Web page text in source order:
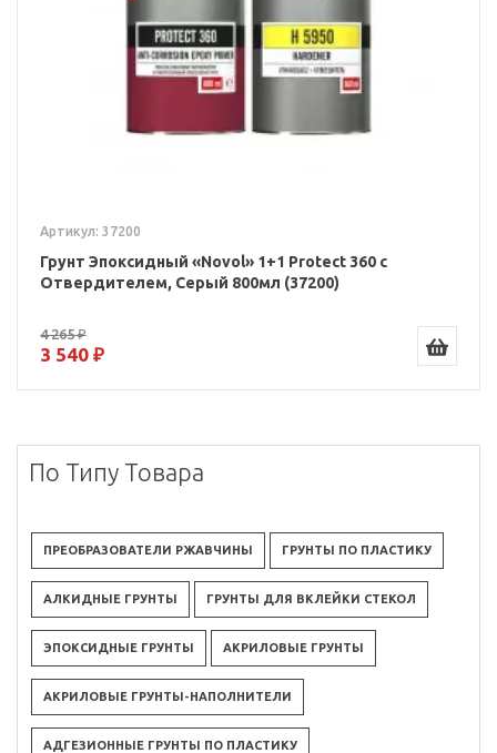
Артикул: 37200
Грунт Эпоксидный «Novol» 1+1 Protect 360 с
Отвердителем, Серый 800мл (37200)
4 265 ₽
3 540 ₽
По Типу Товара
ПРЕОБРАЗОВАТЕЛИ РЖАВЧИНЫ ГРУНТЫ ПО ПЛАСТИКУ
АЛКИДНЫЕ ГРУНТЫ ГРУНТЫ ДЛЯ ВКЛЕЙКИ СТЕКОЛ
ЭПОКСИДНЫЕ ГРУНТЫ АКРИЛОВЫЕ ГРУНТЫ
АКРИЛОВЫЕ ГРУНТЫ-НАПОЛНИТЕЛИ
АДГЕЗИОННЫЕ ГРУНТЫ ПО ПЛАСТИКУ